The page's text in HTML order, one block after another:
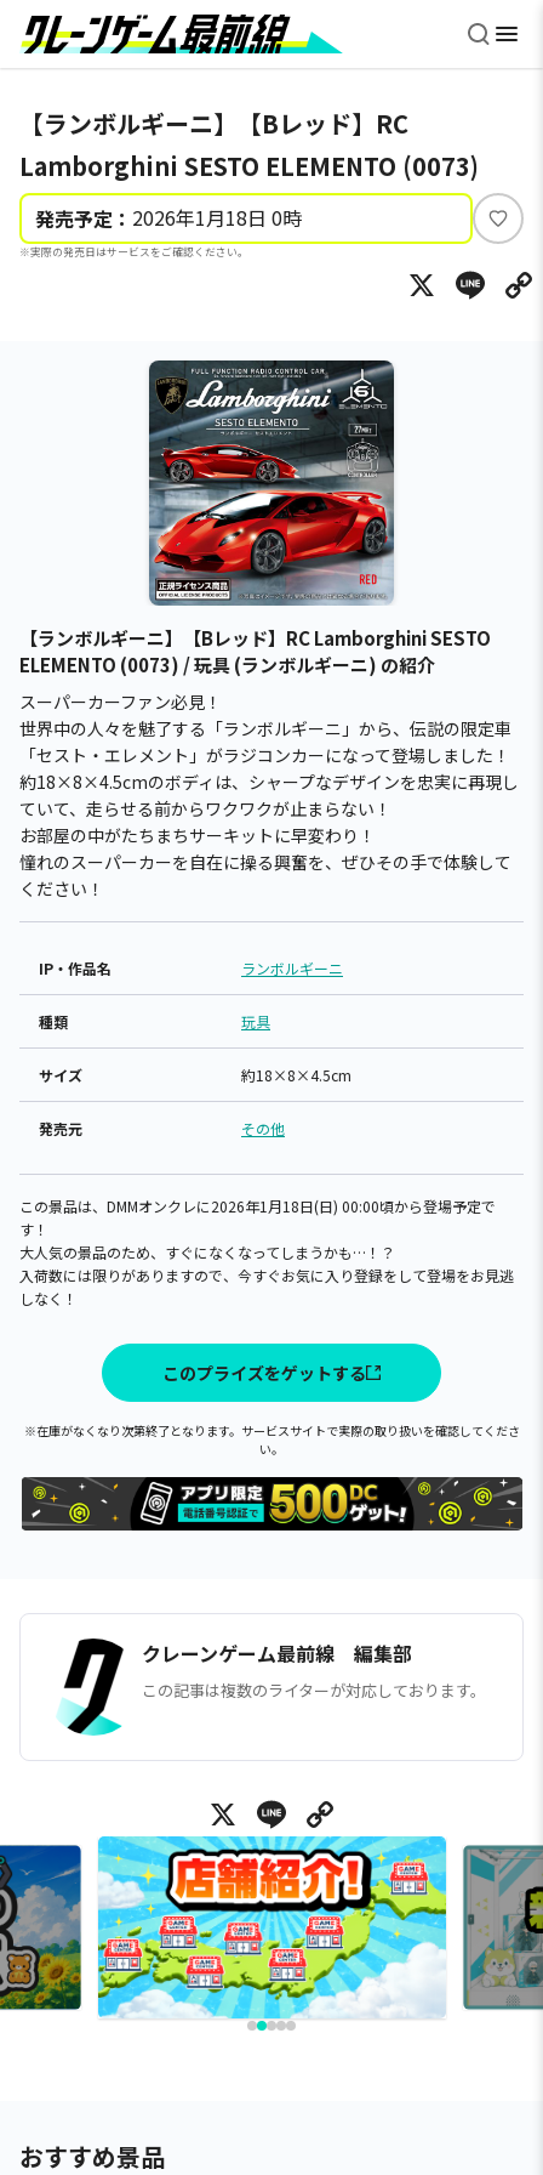
【ランボルギーニ】【Bレッド】RC
Lamborghini SESTO ELEMENTO (0073)
発売予定： 2026年1月18日 0時
※実際の発売日はサービスをご確認ください。
い
ね
X
【ランボルギーニ】【Bレッド】RC Lamborghini SESTO
ELEMENTO (0073) / 玩具 (ランボルギーニ) の紹介
スーパーカーファン必見！
世界中の人々を魅了する「ランボルギーニ」から、伝説の限定車
「セスト・エレメント」がラジコンカーになって登場しました！
約18×8×4.5cmのボディは、シャープなデザインを忠実に再現し
ていて、走らせる前からワクワクが止まらない！
お部屋の中がたちまちサーキットに早変わり！
憧れのスーパーカーを自在に操る興奮を、ぜひその手で体験して
ください！
IP・作品名 ランボルギーニ
種類 玩具
サイズ 約18×8×4.5cm
発売元 その他
この景品は、DMMオンクレに2026年1月18日(日) 00:00頃から登場予定で
す！
大人気の景品のため、すぐになくなってしまうかも…！？
入荷数には限りがありますので、今すぐお気に入り登録をして登場をお見逃
しなく！
このプライズをゲットする
※在庫がなくなり次第終了となります。サービスサイトで実際の取り扱いを確認してくださ
い。
クレーンゲーム最前線 編集部
この記事は複数のライターが対応しております。
X Line
おすすめ景品